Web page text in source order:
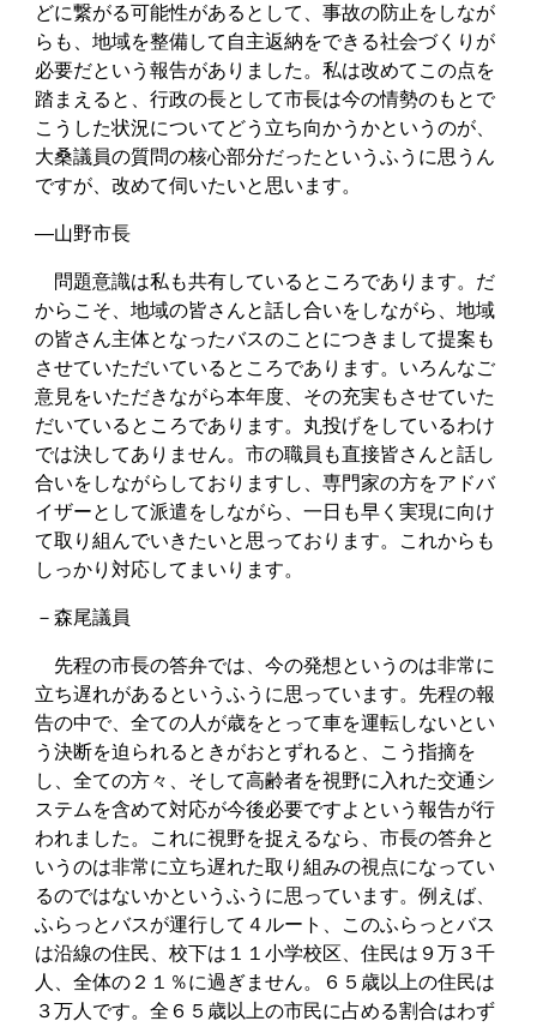
どに繋がる可能性があるとして、事故の防止をしなが
らも、地域を整備して自主返納をできる社会づくりが
必要だという報告がありました。私は改めてこの点を
踏まえると、行政の長として市長は今の情勢のもとで
こうした状況についてどう立ち向かうかというのが、
大桑議員の質問の核心部分だったというふうに思うん
ですが、改めて伺いたいと思います。
―山野市長
問題意識は私も共有しているところであります。だ
からこそ、地域の皆さんと話し合いをしながら、地域
の皆さん主体となったバスのことにつきまして提案も
させていただいているところであります。いろんなご
意見をいただきながら本年度、その充実もさせていた
だいているところであります。丸投げをしているわけ
では決してありません。市の職員も直接皆さんと話し
合いをしながらしておりますし、専門家の方をアドバ
イザーとして派遣をしながら、一日も早く実現に向け
て取り組んでいきたいと思っております。これからも
しっかり対応してまいります。
－森尾議員
先程の市長の答弁では、今の発想というのは非常に
立ち遅れがあるというふうに思っています。先程の報
告の中で、全ての人が歳をとって車を運転しないとい
う決断を迫られるときがおとずれると、こう指摘を
し、全ての方々、そして高齢者を視野に入れた交通シ
ステムを含めて対応が今後必要ですよという報告が行
われました。これに視野を捉えるなら、市長の答弁と
いうのは非常に立ち遅れた取り組みの視点になってい
るのではないかというふうに思っています。例えば、
ふらっとバスが運行して４ルート、このふらっとバス
は沿線の住民、校下は１１小学校区、住民は９万３千
人、全体の２１％に過ぎません。６５歳以上の住民は
３万人です。全６５歳以上の市民に占める割合はわず